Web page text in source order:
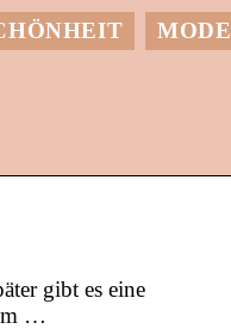
MODE
gibt es eine
…